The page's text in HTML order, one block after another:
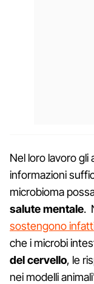
Nel loro lavoro
informazioni
microbioma
salute mentale.
sostengono
che i microbi
del cervello, le
nei modelli